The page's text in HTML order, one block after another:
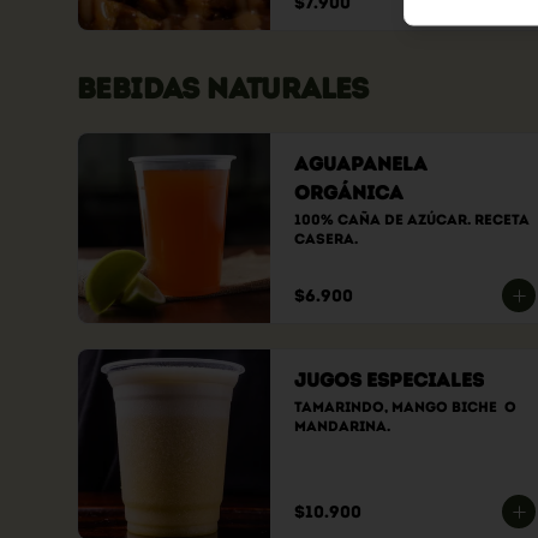
BEBIDAS NATURALES
Aguapanela
Orgánica
100% caña de azúcar. Receta
casera.
$6.900
Jugos Especiales
Tamarindo, Mango Biche  O
Mandarina.
$10.900